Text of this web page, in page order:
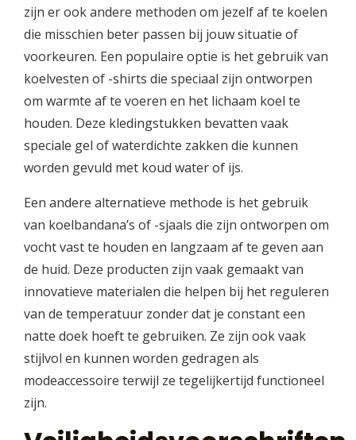
zijn er ook andere methoden om jezelf af te koelen
die misschien beter passen bij jouw situatie of
voorkeuren. Een populaire optie is het gebruik van
koelvesten of -shirts die speciaal zijn ontworpen
om warmte af te voeren en het lichaam koel te
houden. Deze kledingstukken bevatten vaak
speciale gel of waterdichte zakken die kunnen
worden gevuld met koud water of ijs.
Een andere alternatieve methode is het gebruik
van koelbandana’s of -sjaals die zijn ontworpen om
vocht vast te houden en langzaam af te geven aan
de huid. Deze producten zijn vaak gemaakt van
innovatieve materialen die helpen bij het reguleren
van de temperatuur zonder dat je constant een
natte doek hoeft te gebruiken. Ze zijn ook vaak
stijlvol en kunnen worden gedragen als
modeaccessoire terwijl ze tegelijkertijd functioneel
zijn.